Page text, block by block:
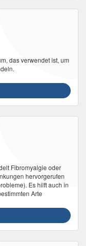
das verwendet ist, um
Fibromyalgie oder
hervorgerufen
Es hilft auch in
Arte